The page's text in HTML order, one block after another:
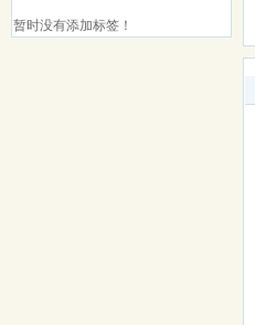
暂时没有添加标签！